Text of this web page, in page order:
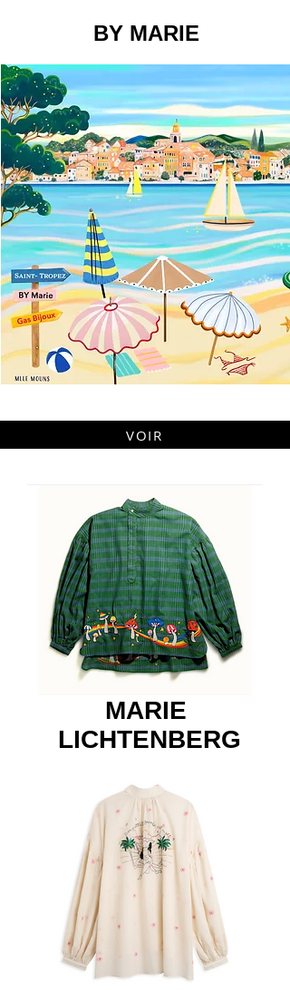
BY MARIE
VOIR
MARIE
LICHTENBERG